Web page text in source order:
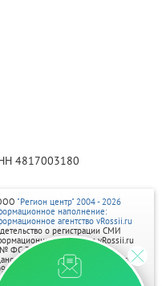
4817003180
"Регион центр" 2004 - 2026
наполнение:
агентство vRossii.ru
о регистрации СМИ
агентства vRossii.ru
ФС 77‑35502
РОСКОМНАДЗОРом 04 марта
Главного редактора Нарыков А. Н.